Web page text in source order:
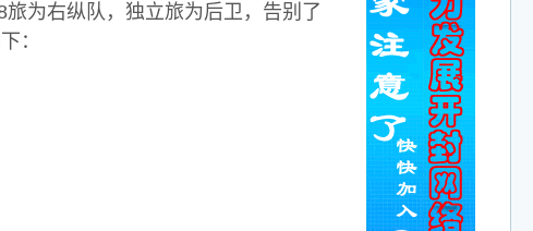
为右纵队，独立旅为后卫，告别了
：